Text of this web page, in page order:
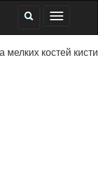
костей кисти